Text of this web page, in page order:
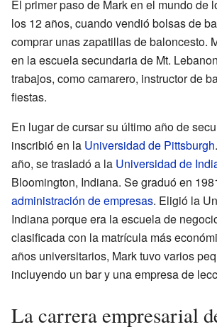
El primer paso de Mark en el mundo de
los 12 años, cuando vendió bolsas de
comprar unas zapatillas de baloncesto.
en la escuela secundaria de Mt.
trabajos, como camarero, instructor de
fiestas.
En lugar de cursar su último año de
inscribió en la Universidad de Pittsburgh
año, se trasladó a la Universidad de
Bloomington, Indiana. Se graduó en
administración de empresas. Eligió la
Indiana porque era la escuela de
clasificada con la matrícula más
años universitarios, Mark tuvo varios
incluyendo un bar y una empresa de
La carrera empresarial